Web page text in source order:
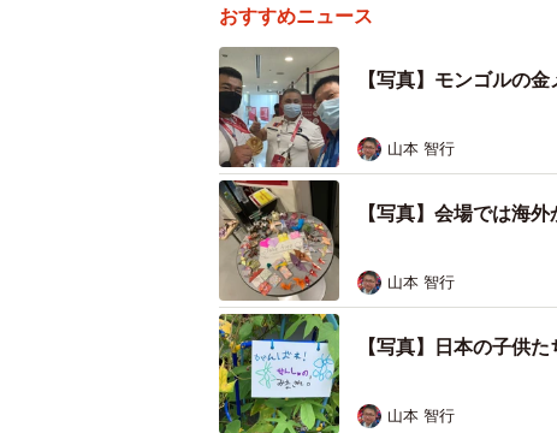
――そりゃ、大変。なんだか嫌われそ
「そうなんです。お一人、指示が来た
者と談笑しながらくつろいでいる所に
方の顔がすっごい曇るのがわかりまし
コ見られながら検査されると思うと嫌
――必要とはいえ、嫌な仕事でしたね。
「いえ、内心は”ドッキリ”を仕掛ける
――なんちゅう性格ですか！で、担当
おすすめニュース
【写真】モンゴルの
山本 智行
【写真】会場では海
山本 智行
【写真】日本の子供
山本 智行